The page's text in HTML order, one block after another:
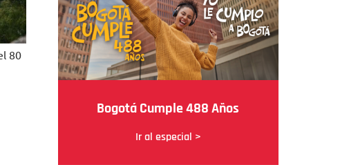
80
Bogotá Cumple 488 Años
Ir al especial >